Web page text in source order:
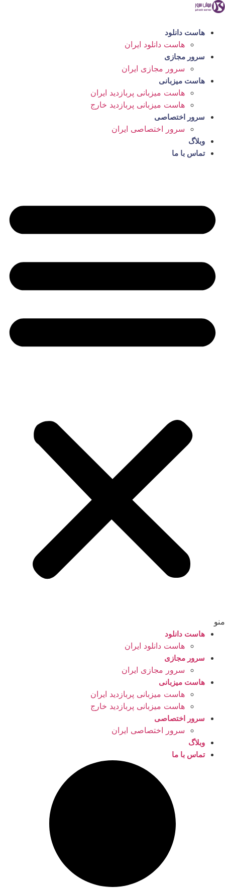
پرش
محتوا
هاست دانلود
هاست دانلود ایران
سرور مجازی
سرور مجازی ایران
هاست میزبانی
هاست میزبانی پربازدید ایران
هاست میزبانی پربازدید خارج
سرور اختصاصی
سرور اختصاصی ایران
وبلاگ
تماس با ما
منو
هاست دانلود
هاست دانلود ایران
سرور مجازی
سرور مجازی ایران
هاست میزبانی
هاست میزبانی پربازدید ایران
هاست میزبانی پربازدید خارج
سرور اختصاصی
سرور اختصاصی ایران
وبلاگ
تماس با ما